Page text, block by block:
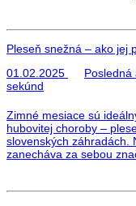
Pleseň snežná – ako jej
01.02.2025
Posledná
sekúnd
Zimné mesiace sú
hubovitej choroby –
slovenských záhradách.
zanecháva za sebou